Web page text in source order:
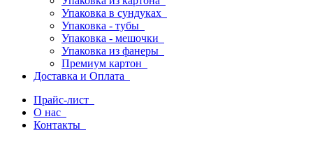
Упаковка в сундуках
Упаковка - тубы
Упаковка - мешочки
Упаковка из фанеры
Премиум картон
Доставка и Оплата
Прайс-лист
О нас
Контакты